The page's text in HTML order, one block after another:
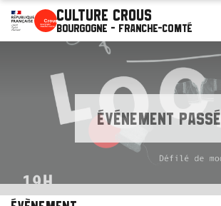
Culture Crous
Bourgogne - Franche-Comté
ÉVÉNEMENT PASSÉ